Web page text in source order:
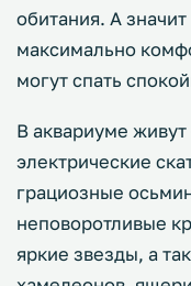
обитания. А
максимально
могут спать
В аквариуме
электрические
грациозные
неповоротливые
яркие звезды, а